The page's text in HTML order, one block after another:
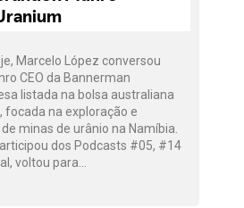
Marcelo López conversou
CEO da Bannerman
listada na bolsa australiana
focada na exploração e
minas de urânio na Namíbia.
dos Podcasts #05, #14
voltou para…